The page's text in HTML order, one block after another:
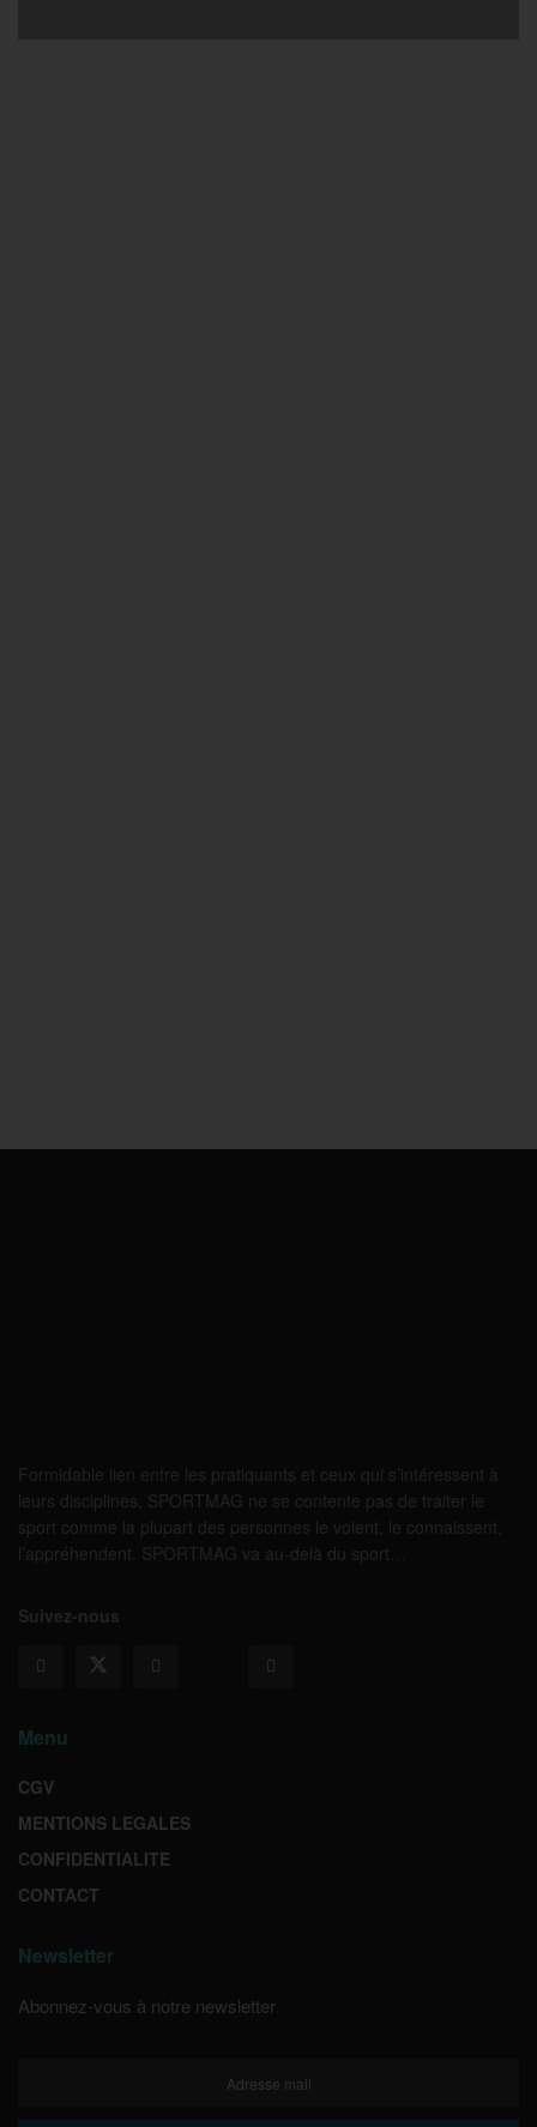
Formidable lien entre les pratiquants et ceux qui s’intéressent à
leurs disciplines, SPORTMAG ne se contente pas de traiter le
sport comme la plupart des personnes le voient, le connaissent,
l’appréhendent. SPORTMAG va au-delà du sport…
Suivez-nous
Menu
CGV
MENTIONS LEGALES
CONFIDENTIALITE
CONTACT
Newsletter
Abonnez-vous à notre newsletter